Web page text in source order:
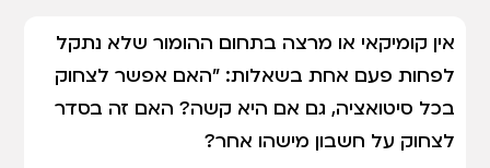
אין קומיקאי או מרצה בתחום ההומור שלא נתקל
לפחות פעם אחת בשאלות: "האם אפשר לצחוק
בכל סיטואציה, גם אם היא קשה? האם זה בסדר
לצחוק על חשבון מישהו אחר?